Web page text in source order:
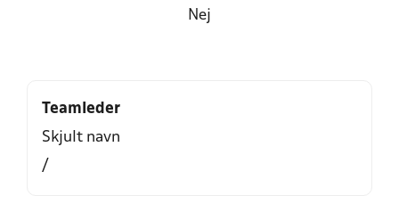
Nej
Teamleder
Skjult navn
/